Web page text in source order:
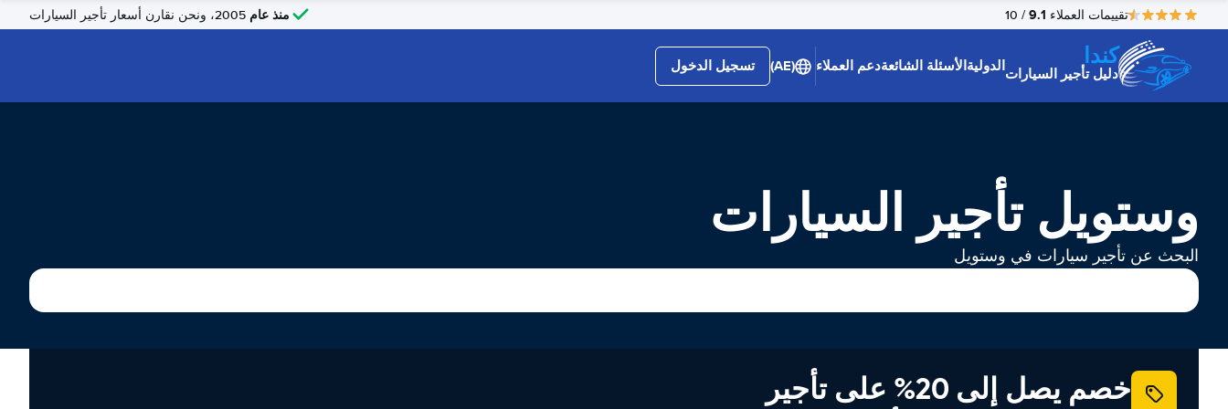
تقييمات العملاء 9.1
/ 10 منذ عام
كندا
دليل تأجير السياراتالدوليةالأسئلة الشائعةدعم العملاء (AE) تسجيل الدخول
وستویل تأجير السيارات
البحث عن تأجير سيارات في وستویل
خصم يصل إلى 20% على تأجير